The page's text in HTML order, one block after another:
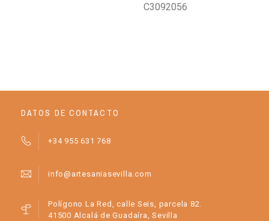
C3092056
DATOS DE CONTACTO
+34 955 631 768
info@artesaniasevilla.com
Polígono La Red, calle Seis, parcela 82.
41500 Alcalá de Guadaíra, Sevilla